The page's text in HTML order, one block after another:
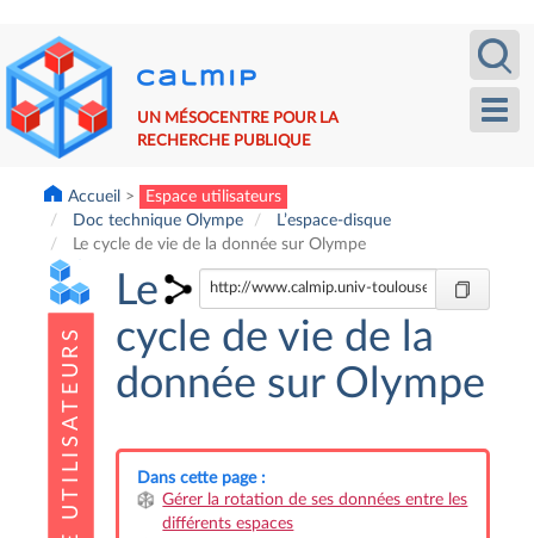
au
contenu
principal
UN MÉSOCENTRE POUR LA
RECHERCHE PUBLIQUE
Accueil
Espace utilisateurs
Doc technique Olympe
L’espace-disque
Le cycle de vie de la donnée sur Olympe
Le
cycle de vie de la
donnée sur Olympe
Dans cette page :
Gérer la rotation de ses données entre les
différents espaces